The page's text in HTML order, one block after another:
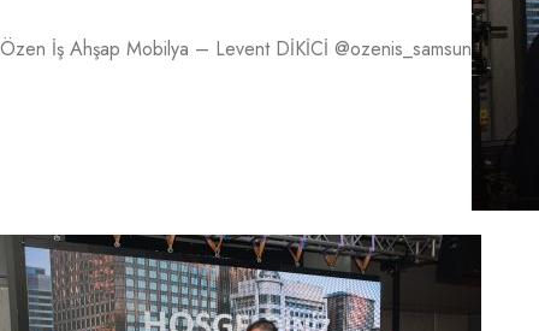
Özen İş Ahşap Mobilya – Levent DİKİCİ @ozenis_samsun